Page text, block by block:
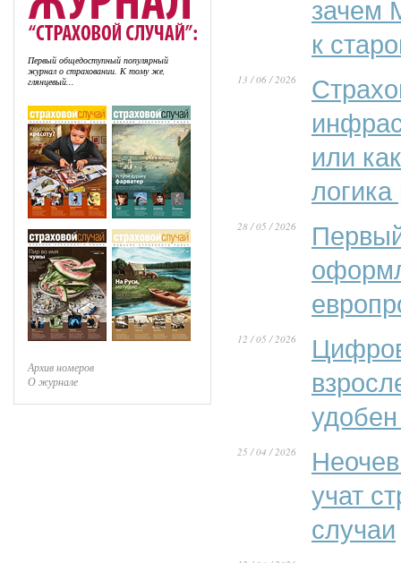
Первый общедоступный популярный
журнал о страховании. К тому же,
глянцевый...
Архив номеров
О журнале
зачем
к
13 / 06 / 2026
или
28 / 05 / 2026
12 / 05 / 2026
25 / 04 / 2026
учат
случаи